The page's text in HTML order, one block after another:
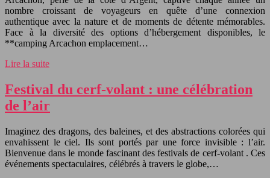
nombre croissant de voyageurs en quête d’une connexion
authentique avec la nature et de moments de détente mémorables.
Face à la diversité des options d’hébergement disponibles, le
**camping Arcachon emplacement…
Lire la suite
Festival du cerf-volant : une célébration
de l’air
Imaginez des dragons, des baleines, et des abstractions colorées qui
envahissent le ciel. Ils sont portés par une force invisible : l’air.
Bienvenue dans le monde fascinant des festivals de cerf-volant . Ces
événements spectaculaires, célébrés à travers le globe,…